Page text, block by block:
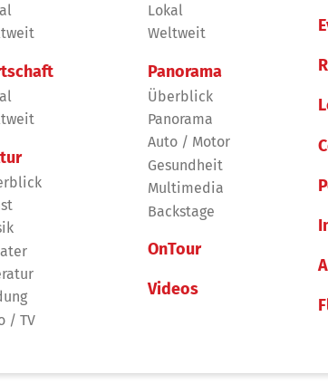
/ TV
Lokal
Weltweit
Panorama
Überblick
Panorama
Auto / Motor
Gesundheit
Multimedia
Backstage
OnTour
Videos